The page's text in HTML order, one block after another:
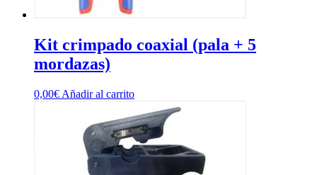
Kit crimpado coaxial (pala + 5
mordazas)
0,00€ Añadir al carrito